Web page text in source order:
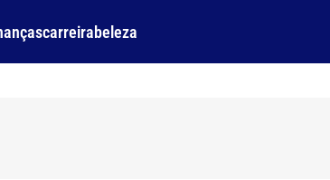
carreirabeleza